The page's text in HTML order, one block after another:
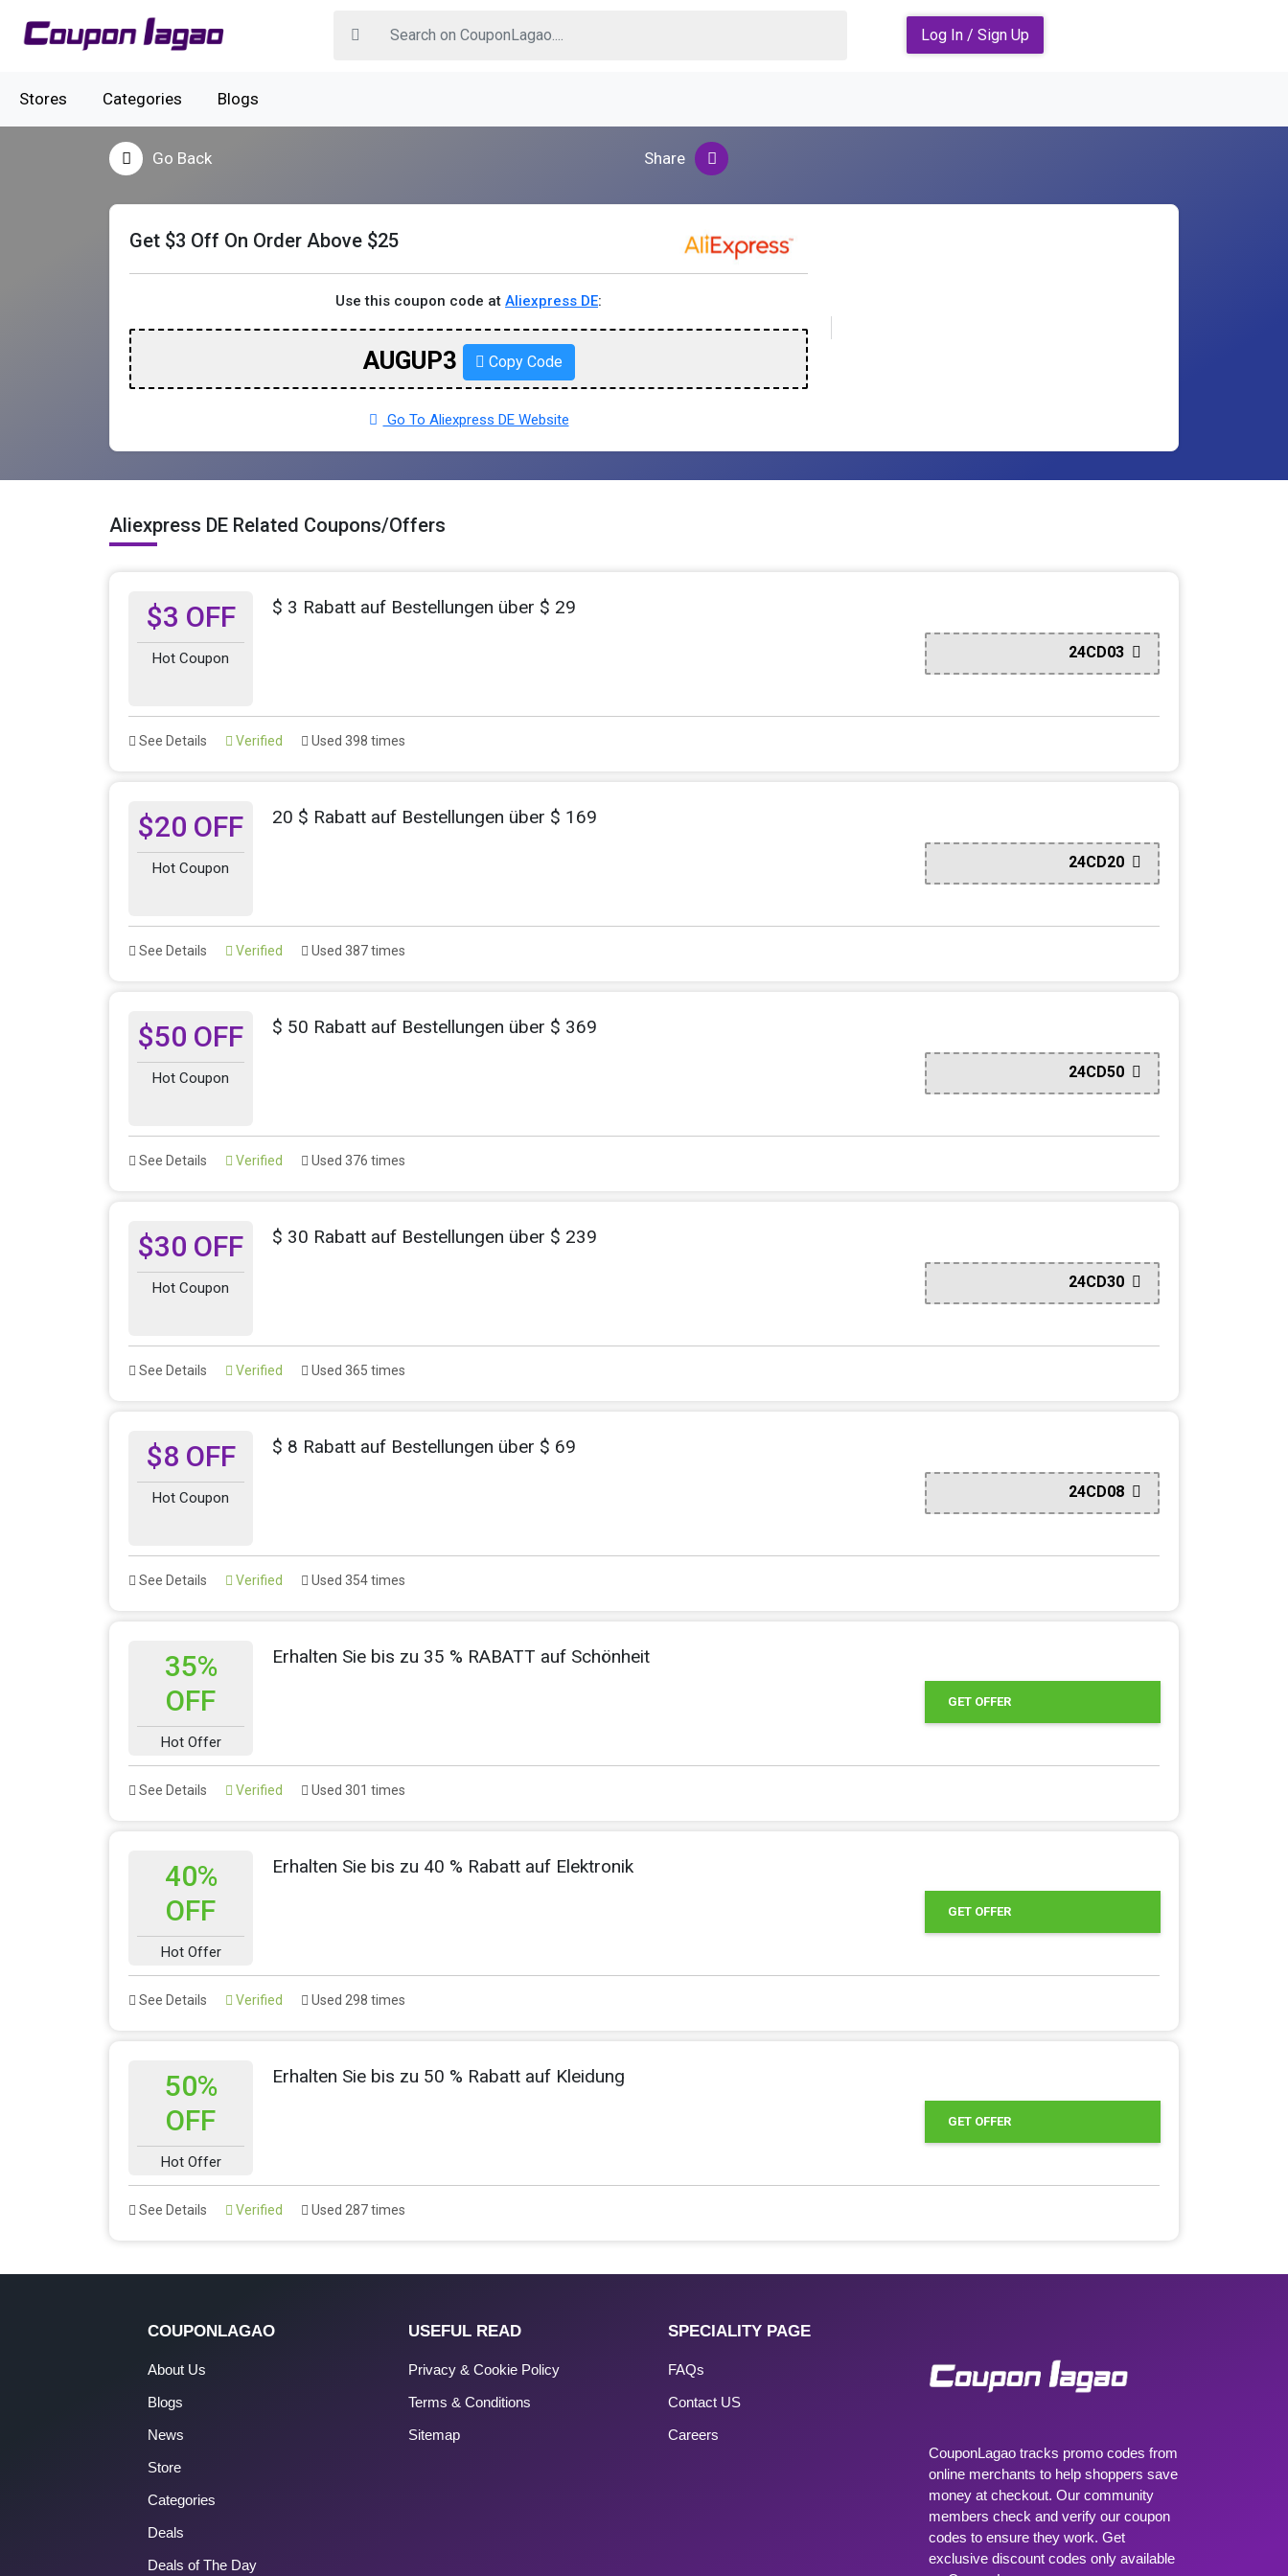
Log In / Sign Up
Stores Categories Blogs
Go Back Share
Get $3 Off On Order Above $25
Use this coupon code at Aliexpress DE:
AUGUP3 Copy Code
Go To Aliexpress DE Website
Aliexpress DE Related Coupons/Offers
$3 OFF
Hot Coupon
$ 3 Rabatt auf Bestellungen über $ 29
24CD03
See Details Verified Used 398 times
$20 OFF
Hot Coupon
20 $ Rabatt auf Bestellungen über $ 169
24CD20
See Details Verified Used 387 times
$50 OFF
Hot Coupon
$ 50 Rabatt auf Bestellungen über $ 369
24CD50
See Details Verified Used 376 times
$30 OFF
Hot Coupon
$ 30 Rabatt auf Bestellungen über $ 239
24CD30
See Details Verified Used 365 times
$8 OFF
Hot Coupon
$ 8 Rabatt auf Bestellungen über $ 69
24CD08
See Details Verified Used 354 times
35%
OFF
Hot Offer
Erhalten Sie bis zu 35 % RABATT auf Schönheit
GET OFFER
See Details Verified Used 301 times
40%
OFF
Hot Offer
Erhalten Sie bis zu 40 % Rabatt auf Elektronik
GET OFFER
See Details Verified Used 298 times
50%
OFF
Hot Offer
Erhalten Sie bis zu 50 % Rabatt auf Kleidung
GET OFFER
See Details Verified Used 287 times
COUPONLAGAO
About Us
Blogs
News
Store
Categories
Deals
Deals of The Day
USEFUL READ
Privacy & Cookie Policy
Terms & Conditions
Sitemap
SPECIALITY PAGE
FAQs
Contact US
Careers
CouponLagao tracks promo codes from
online merchants to help shoppers save
money at checkout. Our community
members check and verify our coupon
codes to ensure they work. Get
exclusive discount codes only available